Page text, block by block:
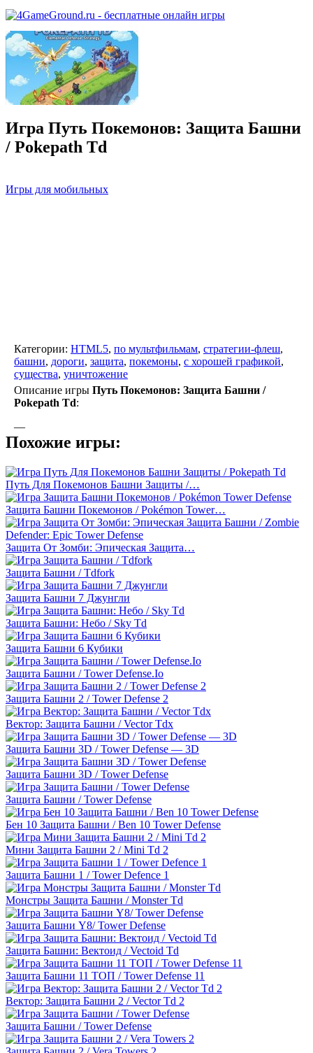
Игра Путь Покемонов: Защита Башни
/ Pokepath Td
Игры для мобильных
Категории: HTML5, по мультфильмам, стратегии-флеш,
башни, дороги, защита, покемоны, с хорошей графикой,
существа, уничтожение
Описание игры Путь Покемонов: Защита Башни /
Pokepath Td:
—
Похожие игры:
Путь Для Покемонов Башни Защиты /…
Защита Башни Покемонов / Pokémon Tower…
Защита От Зомби: Эпическая Защита…
Защита Башни / Tdfork
Защита Башни 7 Джунгли
Защита Башни: Небо / Sky Td
Защита Башни 6 Кубики
Защита Башни / Tower Defense.Io
Защита Башни 2 / Tower Defense 2
Вектор: Защита Башни / Vector Tdx
Защита Башни 3D / Tower Defense — 3D
Защита Башни 3D / Tower Defense
Защита Башни / Tower Defense
Бен 10 Защита Башни / Ben 10 Tower Defense
Мини Защита Башни 2 / Mini Td 2
Защита Башни 1 / Tower Defence 1
Монстры Защита Башни / Monster Td
Защита Башни Y8/ Tower Defense
Защита Башни: Вектоид / Vectoid Td
Защита Башни 11 ТОП / Tower Defense 11
Вектор: Защита Башни 2 / Vector Td 2
Защита Башни / Tower Defense